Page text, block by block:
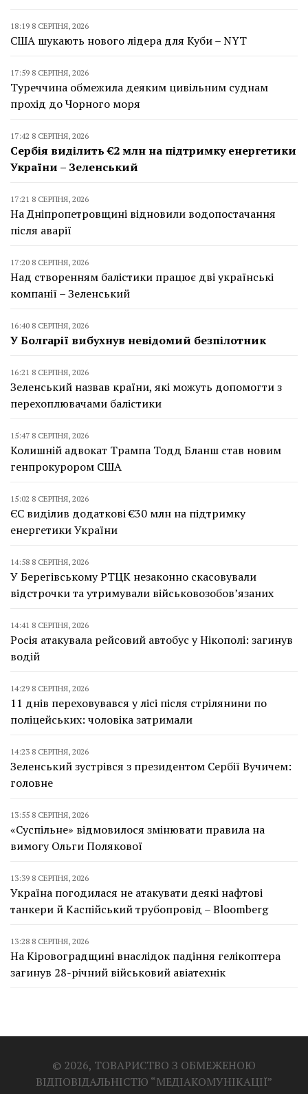
18:19 8 СЕРПНЯ, 2026
США шукають нового лідера для Куби – NYT
17:59 8 СЕРПНЯ, 2026
Туреччина обмежила деяким цивільним суднам
прохід до Чорного моря
17:42 8 СЕРПНЯ, 2026
Сербія виділить €2 млн на підтримку енергетики
України – Зеленський
17:21 8 СЕРПНЯ, 2026
На Дніпропетровщині відновили водопостачання
після аварії
17:20 8 СЕРПНЯ, 2026
Над створенням балістики працює дві українські
компанії – Зеленський
16:40 8 СЕРПНЯ, 2026
У Болгарії вибухнув невідомий безпілотник
16:21 8 СЕРПНЯ, 2026
Зеленський назвав країни, які можуть допомогти з
перехоплювачами балістики
15:47 8 СЕРПНЯ, 2026
Колишній адвокат Трампа Тодд Бланш став новим
генпрокурором США
15:02 8 СЕРПНЯ, 2026
ЄС виділив додаткові €30 млн на підтримку
енергетики України
14:58 8 СЕРПНЯ, 2026
У Берегівському РТЦК незаконно скасовували
відстрочки та утримували військовозобов’язаних
14:41 8 СЕРПНЯ, 2026
Росія атакувала рейсовий автобус у Нікополі: загинув
водій
14:29 8 СЕРПНЯ, 2026
11 днів переховувався у лісі після стрілянини по
поліцейських: чоловіка затримали
14:23 8 СЕРПНЯ, 2026
Зеленський зустрівся з президентом Сербії Вучичем:
головне
13:55 8 СЕРПНЯ, 2026
«Суспільне» відмовилося змінювати правила на
вимогу Ольги Полякової
13:39 8 СЕРПНЯ, 2026
Україна погодилася не атакувати деякі нафтові
танкери й Каспійський трубопровід – Bloomberg
13:28 8 СЕРПНЯ, 2026
На Кіровоградщині внаслідок падіння гелікоптера
загинув 28-річний військовий авіатехнік
© 2026, ТОВАРИСТВО З ОБМЕЖЕНОЮ
ВІДПОВІДАЛЬНІСТЮ “МЕДІАКОМУНІКАЦІЇ”